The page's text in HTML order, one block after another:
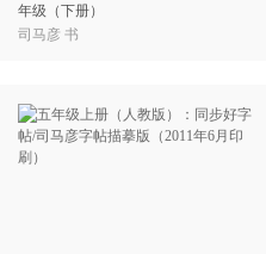
年级（下册）
司马彦 书